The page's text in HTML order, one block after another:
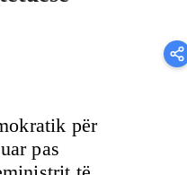
për
pas